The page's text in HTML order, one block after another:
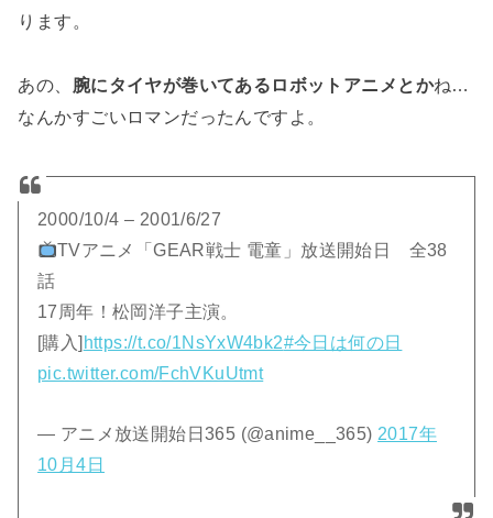
ります。
あの、 腕にタイヤが巻いてあるロボットアニメとかね…
なんかすごいロマンだったんですよ。
2000/10/4 – 2001/6/27
TVアニメ「GEAR戦士 電童」放送開始日 全38
話
17周年！松岡洋子主演。
[購入] https://t.co/1NsYxW4bk2#今日は何の日
pic.twitter.com/FchVKuUtmt
— アニメ放送開始日365 (@anime__365) 2017年
10月4日